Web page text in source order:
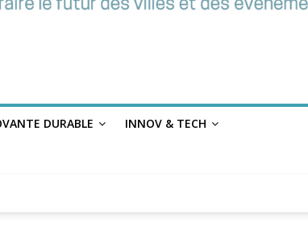
DURABLE INNOV & TECH